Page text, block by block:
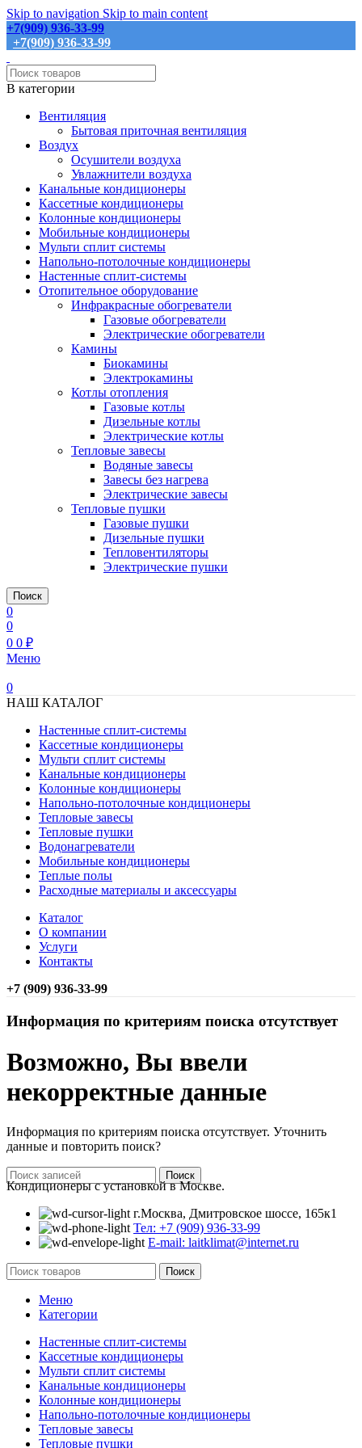
Skip to navigation Skip to main content
+7(909) 936-33-99
+7(909) 936-33-99
В категории
Вентиляция
Бытовая приточная вентиляция
Воздух
Осушители воздуха
Увлажнители воздуха
Канальные кондиционеры
Кассетные кондиционеры
Колонные кондиционеры
Мобильные кондиционеры
Мульти сплит системы
Напольно-потолочные кондиционеры
Настенные сплит-системы
Отопительное оборудование
Инфракрасные обогреватели
Газовые обогреватели
Электрические обогреватели
Камины
Биокамины
Электрокамины
Котлы отопления
Газовые котлы
Дизельные котлы
Электрические котлы
Тепловые завесы
Водяные завесы
Завесы без нагрева
Электрические завесы
Тепловые пушки
Газовые пушки
Дизельные пушки
Тепловентиляторы
Электрические пушки
Поиск
0
0
0 0 ₽
Меню
0
НАШ КАТАЛОГ
Настенные сплит-системы
Кассетные кондиционеры
Мульти сплит системы
Канальные кондиционеры
Колонные кондиционеры
Напольно-потолочные кондиционеры
Тепловые завесы
Тепловые пушки
Водонагреватели
Мобильные кондиционеры
Теплые полы
Расходные материалы и аксессуары
Каталог
О компании
Услуги
Контакты
+7 (909) 936-33-99
Информация по критериям поиска отсутствует
Возможно, Вы ввели
некорректные данные
Информация по критериям поиска отсутствует. Уточнить
данные и повторить поиск?
Поиск
Кондиционеры с установкой в Москве.
г.Москва, Дмитровское шоссе, 165к1
Тел: +7 (909) 936-33-99
E-mail: laitklimat@internet.ru
Поиск
Меню
Категории
Настенные сплит-системы
Кассетные кондиционеры
Мульти сплит системы
Канальные кондиционеры
Колонные кондиционеры
Напольно-потолочные кондиционеры
Тепловые завесы
Тепловые пушки